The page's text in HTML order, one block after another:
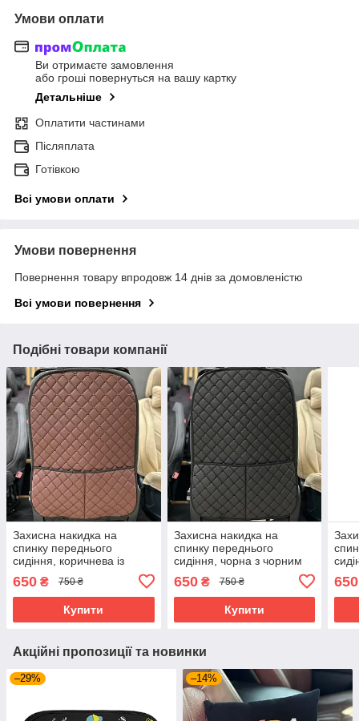
Умови оплати
Ви отримаєте замовлення
або гроші повернуться на вашу картку
Детальніше
Оплатити частинами
Післяплата
Готівкою
Всі умови оплати
Умови повернення
Повернення товару впродовж 14 днів за домовленістю
Всі умови повернення
Подібні товари компанії
Захисна накидка на
спинку переднього
сидіння, коричнева із
650 ₴ 750 ₴
Купити
Захисна накидка на
спинку переднього
сидіння, чорна з чорним
650₴ 750 ₴
Купити
650
Акційні пропозиції та новинки
–29% –14%